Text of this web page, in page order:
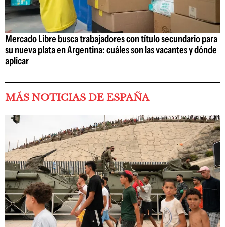
Mercado Libre busca trabajadores con título secundario para
su nueva plata en Argentina: cuáles son las vacantes y dónde
aplicar
MÁS NOTICIAS DE ESPAÑA